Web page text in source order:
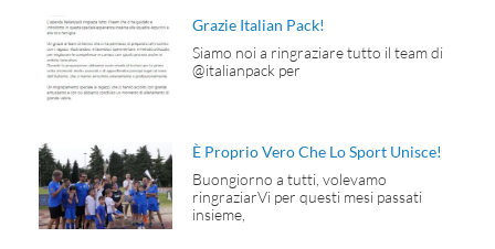
Grazie Italian Pack!
Siamo noi a ringraziare tutto il team di
@italianpack per
È Proprio Vero Che Lo Sport Unisce!
Buongiorno a tutti, volevamo
ringraziarVi per questi mesi passati
insieme,